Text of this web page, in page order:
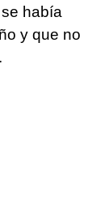
había
y que no